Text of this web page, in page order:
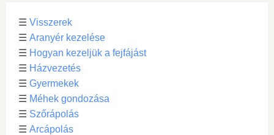
☰ Visszerek
☰ Aranyér kezelése
☰ Hogyan kezeljük a fejfájást
☰ Házvezetés
☰ Gyermekek
☰ Méhek gondozása
☰ Szőrápolás
☰ Arcápolás